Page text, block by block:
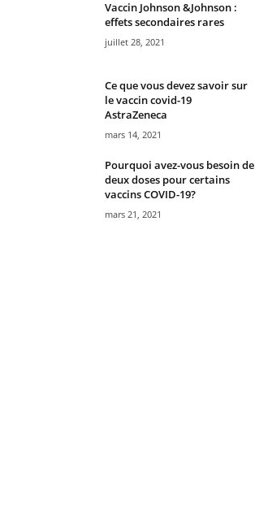
Vaccin Johnson &Johnson :
effets secondaires rares
juillet 28, 2021
Ce que vous devez savoir sur
le vaccin covid-19
AstraZeneca
mars 14, 2021
Pourquoi avez-vous besoin de
deux doses pour certains
vaccins COVID-19?
mars 21, 2021